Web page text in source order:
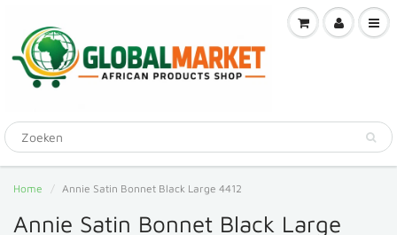
Home Annie Satin Bonnet Black Large 4412
Annie Satin Bonnet Black Large